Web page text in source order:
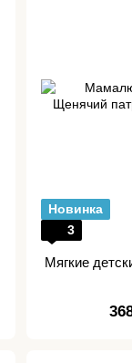
Новинка
3
Мягкие